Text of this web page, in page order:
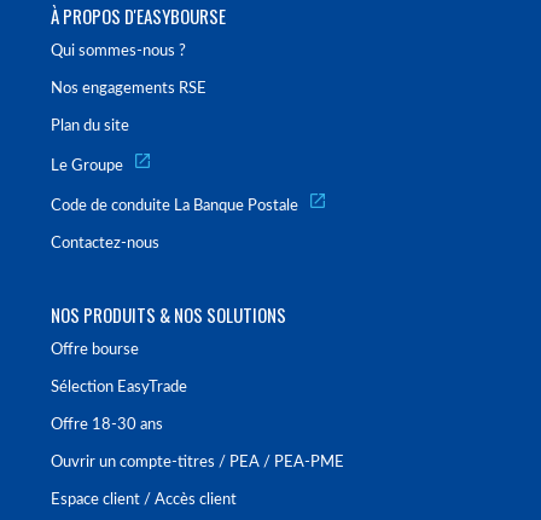
À PROPOS D'EASYBOURSE
Qui sommes-nous ?
Nos engagements RSE
Plan du site
Le Groupe
Code de conduite La Banque Postale
Contactez-nous
NOS PRODUITS & NOS SOLUTIONS
Offre bourse
Sélection EasyTrade
Offre 18-30 ans
Ouvrir un compte-titres / PEA / PEA-PME
Espace client / Accès client